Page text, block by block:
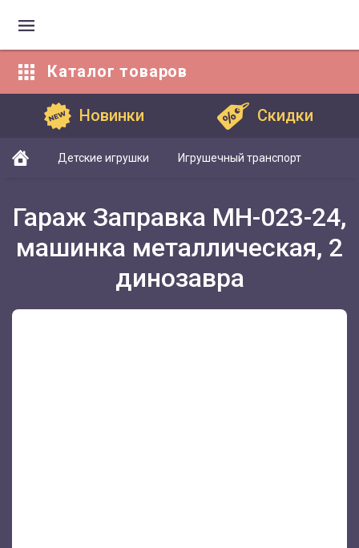
Каталог товаров
Новинки Скидки
Детские игрушки Игрушечный транспорт
Гараж Заправка MH-023-24,
машинка металлическая, 2
динозавра